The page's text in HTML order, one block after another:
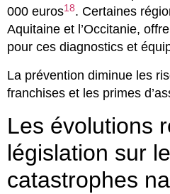
000 euros18. Certaines
Aquitaine et l’Occitanie,
pour ces diagnostics et
La prévention diminue les
franchises et les primes
Les évolutions
législation sur
catastrophes